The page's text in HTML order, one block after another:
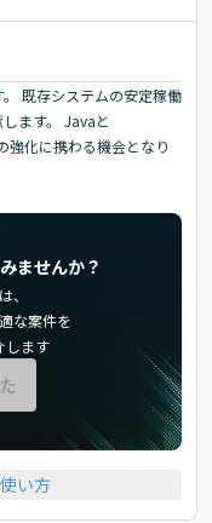
既存システムの安定稼働
ます。 Javaと
強化に携わる機会となり
ませんか？
、
な案件を
します
い方